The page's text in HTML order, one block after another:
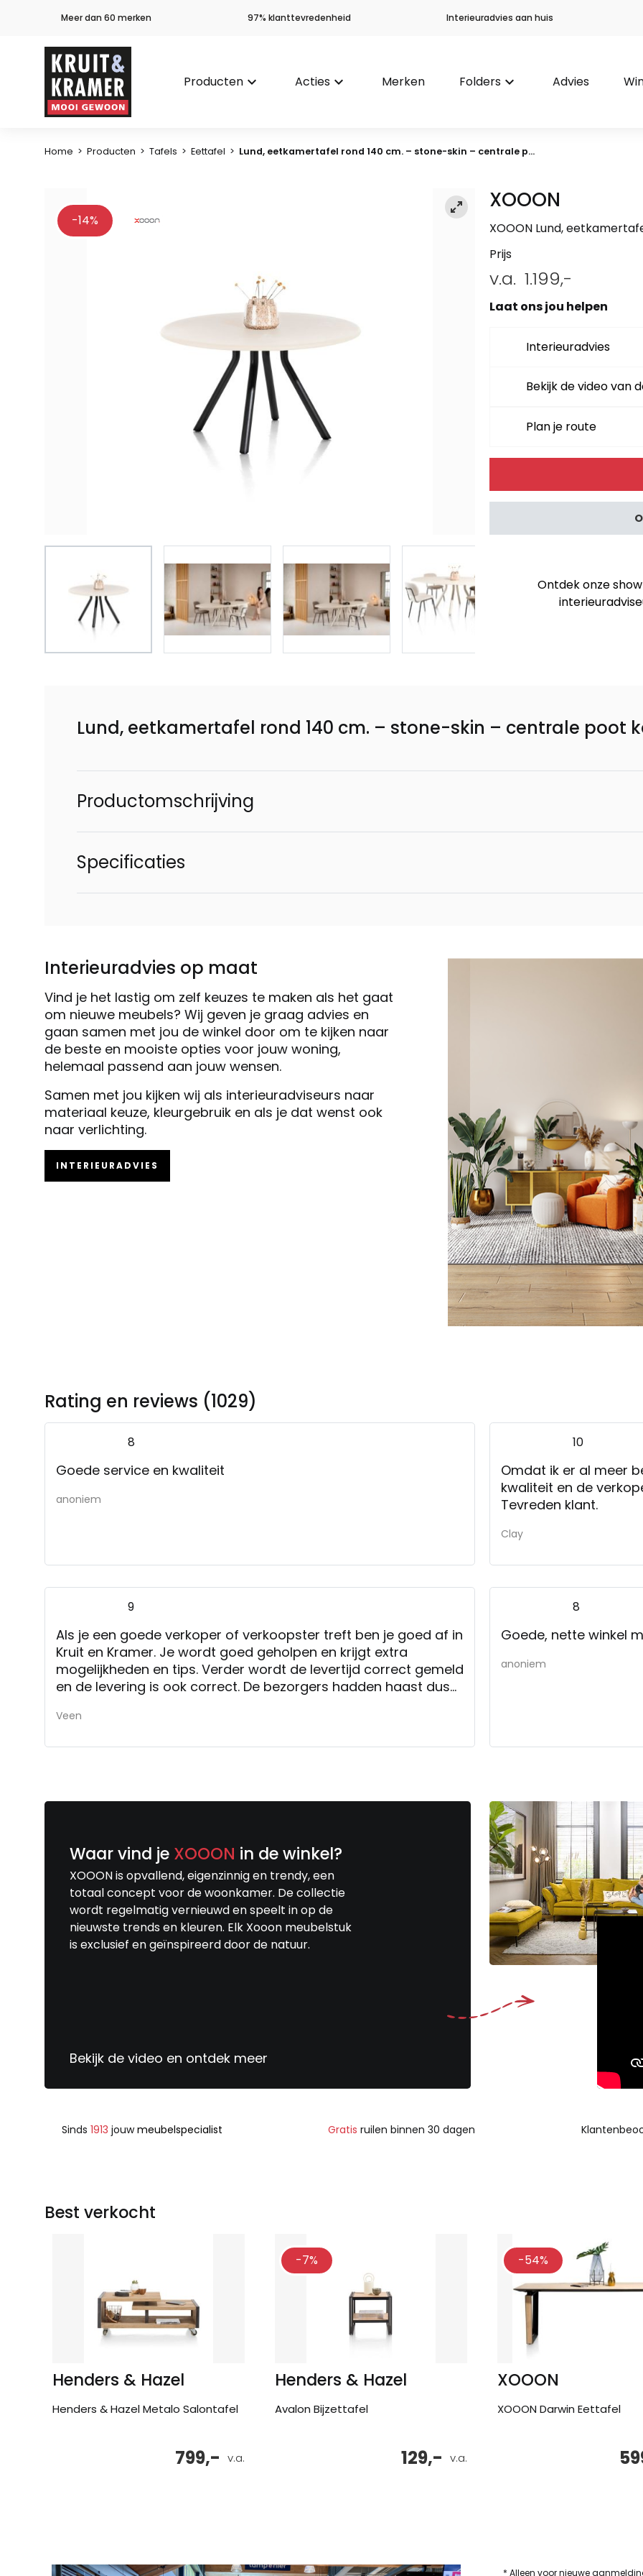
Meer dan 60 merken 97% klanttevredenheid Interieuradvies aan huis
Producten keyboard_arrow_down Acties keyboard_arrow_down Merken Folders keyboard_arrow_down Advies
Home > Producten > Tafels > Eettafel > Lund, eetkamertafel rond 140 cm. – stone-skin – centrale p...
-14%
XOOON
XOOON Lund,
Prijs
v.a. 1.199,-
Laat ons jou helpen
Interieuradvies
Bekijk de video van
Plan je route
Ontdek onze
Lund, eetkamertafel rond 140 cm. – stone-skin – centrale poot
Productomschrijving
Specificaties
Interieuradvies op maat
Vind je het lastig om zelf keuzes te maken als het gaat
om nieuwe meubels? Wij geven je graag advies en
gaan samen met jou de winkel door om te kijken naar
de beste en mooiste opties voor jouw woning,
helemaal passend aan jouw wensen.
Samen met jou kijken wij als interieuradviseurs naar
materiaal keuze, kleurgebruik en als je dat wenst ook
naar verlichting.
INTERIEURADVIES
Rating en reviews (1029)
8
Goede service en kwaliteit
anoniem
10
Omdat ik er al meer
kwaliteit en de
Tevreden klant.
Clay
9
Als je een goede verkoper of verkoopster treft ben je goed af in
Kruit en Kramer. Je wordt goed geholpen en krijgt extra
mogelijkheden en tips. Verder wordt de levertijd correct gemeld
en de levering is ook correct. De bezorgers hadden haast dus
niet heel erg. Kortom: prima winkel, prima
Veen
8
Goede, nette winkel
anoniem
Waar vind je XOOON in de winkel?
XOOON is opvallend, eigenzinnig en trendy, een
totaal concept voor de woonkamer. De collectie
wordt regelmatig vernieuwd en speelt in op de
nieuwste trends en kleuren. Elk Xooon meubelstuk
is exclusief en geïnspireerd door de natuur.
Bekijk de video en ontdek meer
Sinds 1913 jouwmeubelspecialist Gratis ruilen binnen 30 dagen
Best verkocht
Henders & Hazel
Henders & Hazel Metalo Salontafel
v.a.
799,-
-7%
Henders & Hazel
Avalon Bijzettafel
v.a.
129,-
-54%
XOOON
XOOON Darwin Eettafel
* Alleen voor nieuwe